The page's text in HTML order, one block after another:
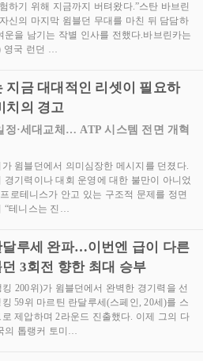
하기 위해 지금까지 버텨왔다.”스탄 바브린
신의 마지막 윔블던 무대를 마친 뒤 담담하
운을 남기는 작별 인사를 전했다.바브린카는
영국 런던 …
지금 대대적인 리셋이 필요하
치의 경고
정·세대교체… ATP 시스템 전면 개혁
윔블던에서 의미심장한 메시지를 던졌다.
경기력이나 대회 운영에 대한 불만이 아니었
로테니스가 안고 있는 구조적 문제를 정면
“테니스는 진…
달루세 완파…이번엔 급이 다른
3회전 향한 최대 승부
200위)가 윔블던에서 완벽한 경기력을 선
59위 마르틴 란달루세(스페인, 20세)를 스
제압하며 2라운드 진출했다. 이제 그의 다
의 톱랭커 토미…